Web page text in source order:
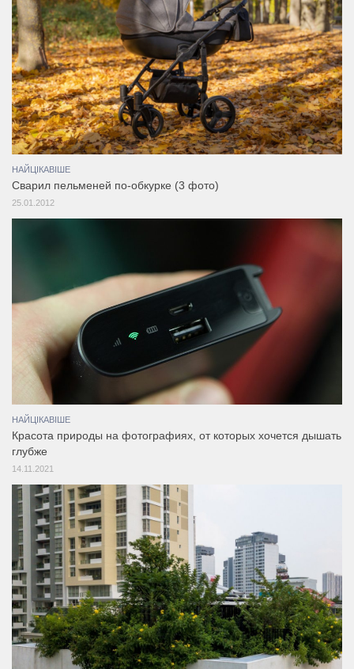
НАЙЦІКАВІШЕ
Сварил пельменей по-обкурке (3 фото)
25.01.2012
НАЙЦІКАВІШЕ
Красота природы на фотографиях, от которых хочется дышать
глубже
14.11.2021